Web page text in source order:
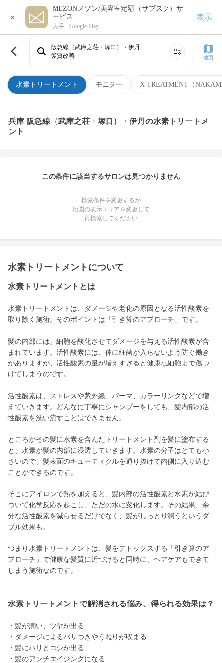
×
MEZONメゾン/美容室定額（サブスク）サ
ービス
入手 - Google Play
表示
水素トリートメント モニター X TREATMENT（
阪急線（武庫之荘・塚口）・伊丹
髪質改善
地図
兵庫 阪急線（武庫之荘・塚口）・伊丹の水素トリートメ
ント
この条件に該当するサロンは見つかりません
検索条件を変更するか
地図の表示エリアを変更して
再検索してください
水素トリートメントについて
水素トリートメントとは
水素トリートメントは、ダメージや老化の原因となる活性酸素を
取り除く施術。そのポイントは「引き算のアプローチ」です。
髪の内部には、細胞を酸化させてダメージを与える活性酸素が含
まれています。活性酸素には、体に細菌が入らないよう防ぐ働き
がありますが、活性酸素の量が増えすぎると健康な細胞まで傷つ
けてしまうのです。
活性酸素は、ストレスや紫外線、パーマ、カラーリングなどで増
えていきます。どんなに丁寧にシャンプーをしても、髪内部の活
性酸素を洗い流すことはできません。
ところがその髪に水素を含んだトリートメント剤を髪に塗布する
と、水素が髪の内部に浸透していきます。水素の分子はとても小
さいので、髪表面のキューティクルを通り抜けて内側に入り込む
ことができるのです。
そこにアイロンで熱を加えると、髪内部の活性酸素と水素が結び
ついて化学反応を起こし、ただの水に変化します。その結果、余
分な活性酸素を減らせるだけでなく、髪がしっとり潤うというダ
ブル効果も。
つまり水素トリートメントは、髪をデトックスする「引き算のア
プローチ」で健康な髪質に近づけると同時に、ヘアケアもできて
しまう施術なのです。
水素トリートメントで解消される悩み、得られる効果は？
・髪が潤い、ツヤが出る
・ダメージによるパサつきやうねりが収まる
・髪にハリとコシが出る
・髪のアンチエイジングになる